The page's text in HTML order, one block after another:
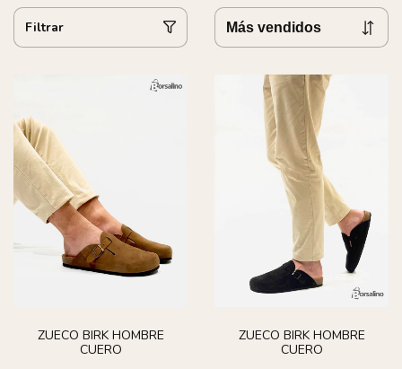
Filtrar
ZUECO BIRK HOMBRE
CUERO
ZUECO BIRK HOMBRE
CUERO